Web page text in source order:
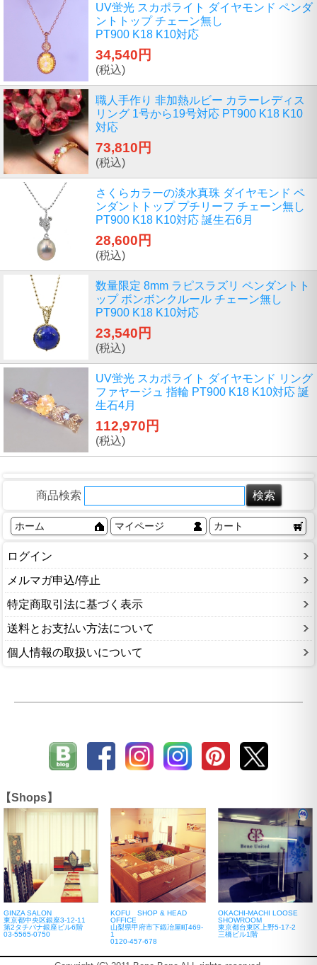
UV蛍光 スカポライト ダイヤモンド ペンダ
ントトップ チェーン無し
PT900 K18 K10対応
34,540円
(税込)
職人手作り 非加熱ルビー カラーレディス
リング 1号から19号対応 PT900 K18 K10
対応
73,810円
(税込)
さくらカラーの淡水真珠 ダイヤモンド ペ
ンダントトップ プチリーフ チェーン無し
PT900 K18 K10対応 誕生石6月
28,600円
(税込)
数量限定 8mm ラピスラズリ ペンダントト
ップ ボンボンクルール チェーン無し
PT900 K18 K10対応
23,540円
(税込)
UV蛍光 スカポライト ダイヤモンド リング
ファヤージュ 指輪 PT900 K18 K10対応 誕
生石4月
112,970円
(税込)
商品検索
ホーム マイページ カート
ログイン
メルマガ申込/停止
特定商取引法に基づく表示
送料とお支払い方法について
個人情報の取扱いについて
【Shops】
GINZA SALON
東京都中央区銀座3-12-11
第2タチバナ銀座ビル6階
03-5565-0750
KOFU SHOP & HEAD
OFFICE
山梨県甲府市下鍛冶屋町469-
1
0120-457-678
OKACHI-MACHI LOOSE
SHOWROOM
東京都台東区上野5-17-2
三橋ビル1階